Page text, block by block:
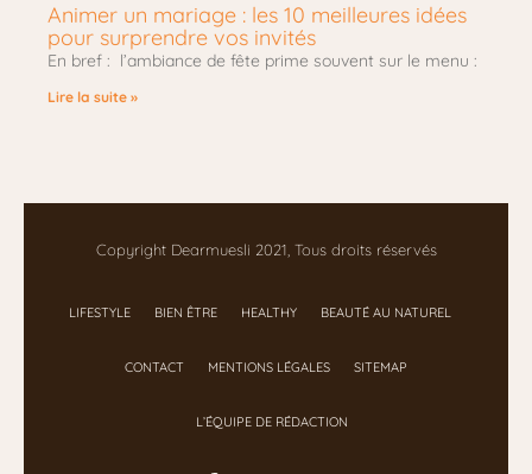
Animer un mariage : les 10 meilleures idées
pour surprendre vos invités
En bref : l’ambiance de fête prime souvent sur le menu :
Lire la suite »
Copyright Dearmuesli 2021, Tous droits réservés
LIFESTYLE BIEN ÊTRE HEALTHY BEAUTÉ AU NATUREL
CONTACT MENTIONS LÉGALES SITEMAP
L’ÉQUIPE DE RÉDACTION